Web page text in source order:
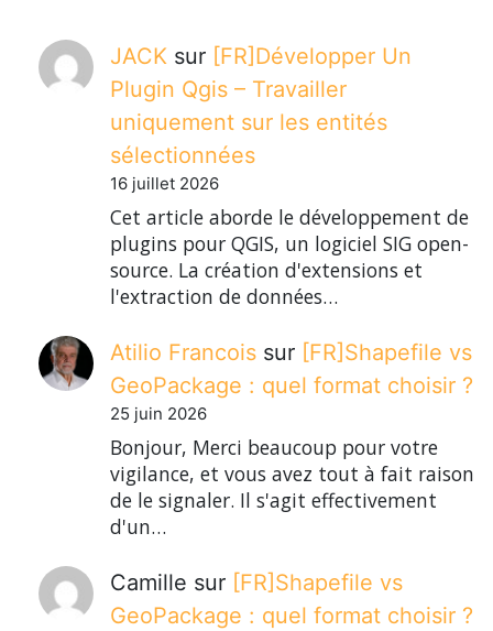
JACK sur
[FR]Développer Un
Plugin Qgis – Travailler
uniquement sur les entités
sélectionnées
16 juillet 2026
Cet article aborde le développement de
plugins pour QGIS, un logiciel SIG open-
source. La création d'extensions et
l'extraction de données…
Atilio Francois sur [FR]Shapefile vs
GeoPackage : quel format choisir ?
25 juin 2026
Bonjour, Merci beaucoup pour votre
vigilance, et vous avez tout à fait raison
de le signaler. Il s'agit effectivement
d'un…
Camille sur [FR]Shapefile vs
GeoPackage : quel format choisir ?